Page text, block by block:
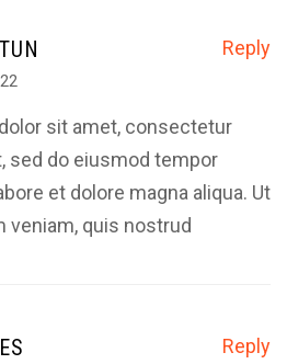
Reply
sit amet, consectetur
sed do eiusmod tempor
et dolore magna aliqua. Ut
veniam, quis nostrud
Reply